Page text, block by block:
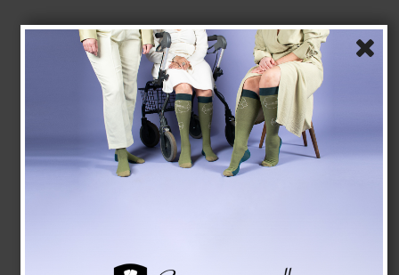
SupCare Støttestrømper Bambus, Pink/Orange
SupCare